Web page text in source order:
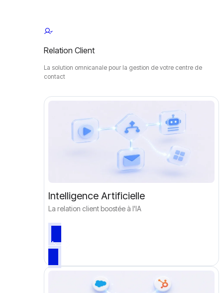
Relation Client
La solution omnicanale pour la gestion de votre centre de
contact
Intelligence Artificielle
La relation client boostée à l'IA